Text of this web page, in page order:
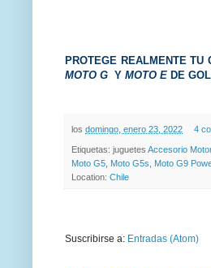
PROTEGE REALMENTE
MOTO G Y MOTO E DE
los domingo, enero 23, 2022 4
Etiquetas: juguetes Accesorio
Moto G5 Moto G5s Moto G9
Location: Chile
Suscribirse a: Entradas (Atom)